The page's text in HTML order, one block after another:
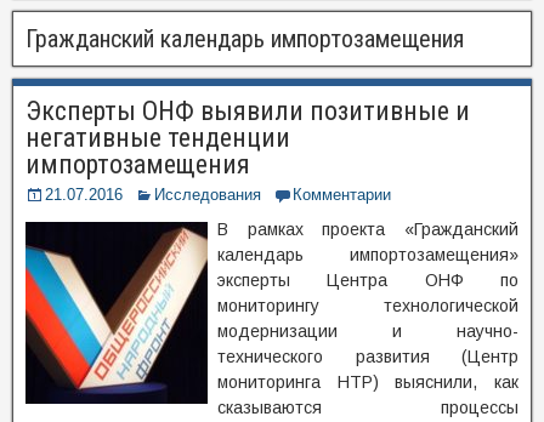
Гражданский календарь импортозамещения
Эксперты ОНФ выявили позитивные и
негативные тенденции
импортозамещения
21.07.2016 Исследования Комментарии
В рамках проекта «Гражданский
календарь импортозамещения»
эксперты Центра ОНФ по
мониторингу технологической
модернизации и научно-
технического развития (Центр
мониторинга НТР) выяснили, как
сказываются процессы